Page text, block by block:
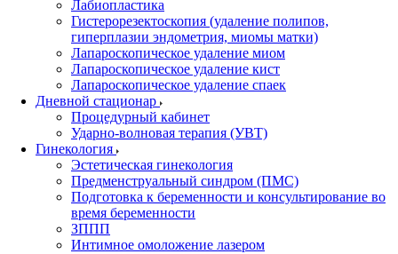
Лабиопластика
Гистерорезектоскопия (удаление полипов,
гиперплазии эндометрия, миомы матки)
Лапароскопическое удаление миом
Лапароскопическое удаление кист
Лапароскопическое удаление спаек
Дневной стационар
Процедурный кабинет
Ударно-волновая терапия (УВТ)
Гинекология
Эстетическая гинекология
Предменструальный синдром (ПМС)
Подготовка к беременности и консультирование во
время беременности
ЗППП
Интимное омоложение лазером